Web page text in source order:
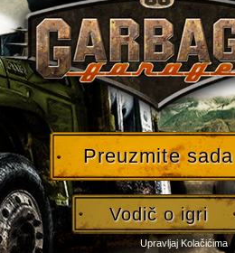
Preuzmite sada
Vodič o igri
Upravljaj Kolačićima